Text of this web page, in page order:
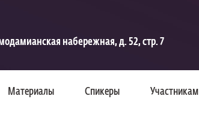
набережная, д. 52, стр. 7
Материалы Спикеры Участникам